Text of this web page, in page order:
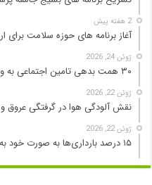
2 هفته پیش
آغاز برنامه های حوزه سلامت برای
ژوئن 24, 2026
۳۰ همت بدهی تامین اجتماعی به وزارت بهداشت
ژوئن 22, 2026
نقش آلودگی هوا در گرفتگی عروق
ژوئن 22, 2026
۱۵ درصد بارداری‌ها به صورت خود به خودی سقط می‌شوند